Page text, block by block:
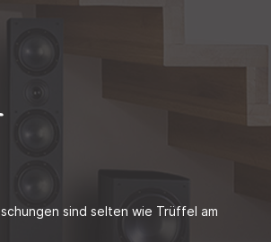
sind selten wie Trüffel am